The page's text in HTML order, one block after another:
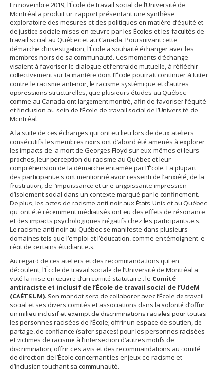
En novembre 2019, l’École de travail social de l’Université de
Montréal a produit un rapport présentant une synthèse
exploratoire des mesures et des politiques en matière d’équité et
de justice sociale mises en œuvre par les Écoles et les facultés de
travail social au Québec et au Canada. Poursuivant cette
démarche d’investigation, l’École a souhaité échanger avec les
membres noirs de sa communauté. Ces moments d’échange
visaient à favoriser le dialogue et l’entraide mutuelle, à réfléchir
collectivement sur la manière dont l’École pourrait continuer à lutter
contre le racisme anti-noir, le racisme systémique et d’autres
oppressions structurelles, que plusieurs études au Québec
comme au Canada ont largement montré, afin de favoriser l’équité
et l’inclusion au sein de l’École de travail social de l’Université de
Montréal.
À la suite de ces échanges qui ont eu lieu lors de deux ateliers
consécutifs les membres noirs ont d’abord été amenés à explorer
les impacts de la mort de Georges Floyd sur eux-mêmes et leurs
proches, leur perception du racisme au Québec et leur
compréhension de la démarche entamée par l’École. La plupart
des participant.e.s ont mentionné avoir ressenti de l’anxiété, de la
frustration, de l’impuissance et une angoissante impression
d’isolement social dans un contexte marqué par le confinement.
De plus, les actes de racisme anti-noir aux États-Unis et au Québec
qui ont été récemment médiatisés ont eu des effets de résonance
et des impacts psychologiques négatifs chez les participants.e.s.
Le racisme anti-noir au Québec se manifeste dans plusieurs
domaines tels que l’emploi et l’éducation, comme en témoignent le
récit de certains étudiant.e.s.
Au regard de ces ateliers et des recommandations qui en
découlent, l’École de travail sociale de l’Université de Montréal a
voté la mise en œuvre d’un comité statutaire : le Comité
antiraciste et inclusif de l’École de travail social de l’UdeM
(CAÉTSUM). Son mandat sera de collaborer avec l’École de travail
social et ses divers comités et associations dans la volonté d’offrir
un milieu inclusif et exempt de discriminations raciales pour toutes
les personnes racisées de l’École; offrir un espace de soutien, de
partage, de confiance (safer spaces) pour les personnes racisées
et victimes de racisme à l’intersection d’autres motifs de
discrimination; offrir des avis et des recommandations au comité
de direction de l’École concernant les enjeux de racisme et
d’inclusion touchant sa communauté.